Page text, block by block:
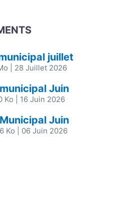
juillet
| 28 Juillet 2026
Juin
Ko | 16 Juin 2026
Juin
Ko | 06 Juin 2026